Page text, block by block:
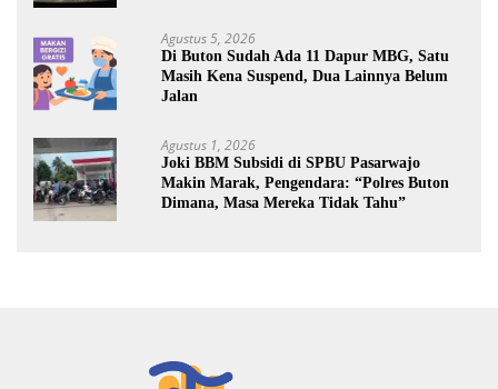
Agustus 5, 2026
Di Buton Sudah Ada 11 Dapur MBG, Satu
Masih Kena Suspend, Dua Lainnya Belum
Jalan
Agustus 1, 2026
Joki BBM Subsidi di SPBU Pasarwajo
Makin Marak, Pengendara: “Polres Buton
Dimana, Masa Mereka Tidak Tahu”